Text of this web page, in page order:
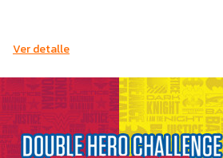
Ver detalle